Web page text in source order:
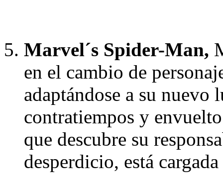
Marvel´s Spider-Man,
en el cambio de
adaptándose a su
contratiempos y
que descubre su
desperdicio, está